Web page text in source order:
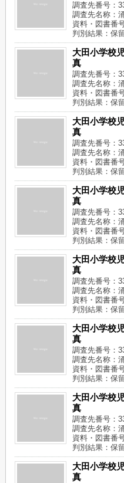
調査先番号：
調査先名称：
資料・図書番
判別結果：保
大田小学校
真
調査先番号：
調査先名称：
資料・図書番
判別結果：保
大田小学校
真
調査先番号：
調査先名称：
資料・図書番
判別結果：保
大田小学校
真
調査先番号：
調査先名称：
資料・図書番
判別結果：保
大田小学校
真
調査先番号：
調査先名称：
資料・図書番
判別結果：保
大田小学校
真
調査先番号：
調査先名称：
資料・図書番
判別結果：保
大田小学校
真
調査先番号：
調査先名称：
資料・図書番
判別結果：保
大田小学校
真